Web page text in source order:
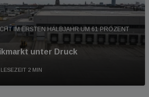
IM ERSTEN HALBJAHR UM 61 PROZENT
unter Druck
2 MIN